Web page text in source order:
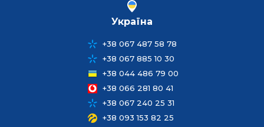
Україна
+38 067 487 58 78
+38 067 885 10 30
+38 044 486 79 00
+38 066 281 80 41
+38 067 240 25 31
+38 093 153 82 25